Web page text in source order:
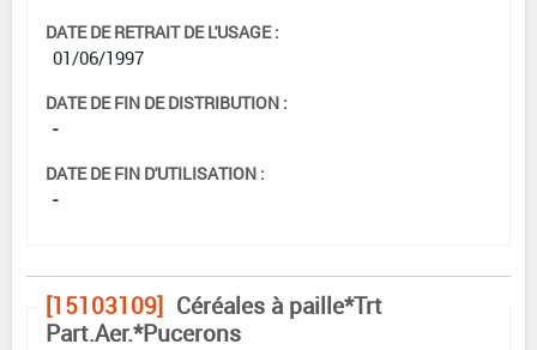
DATE DE RETRAIT DE L'USAGE :
01/06/1997
DATE DE FIN DE DISTRIBUTION :
-
DATE DE FIN D'UTILISATION :
-
[15103109] Céréales à paille*Trt
Part.Aer.*Pucerons